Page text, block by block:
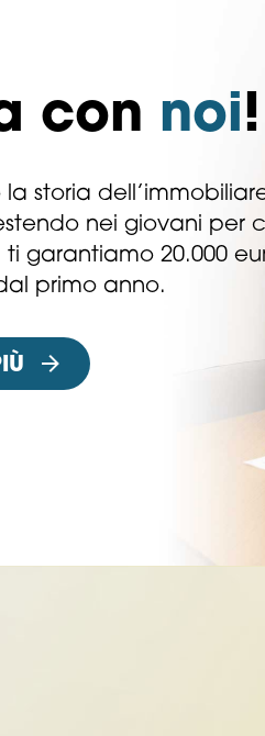
con noi!
storia
nei giovani per
garantiamo 20.000
primo anno.